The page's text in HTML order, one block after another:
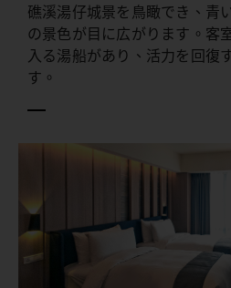
礁溪湯仔城景を鳥瞰でき、青
の景色が目に広がります。客
入る湯船があり、活力を回復
す。